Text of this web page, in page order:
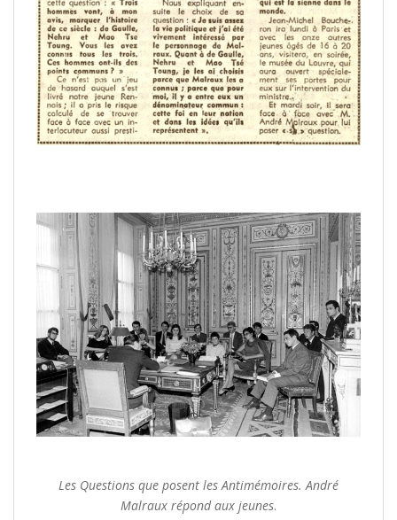
Les Questions que posent les Antimémoires. André
Malraux répond aux jeunes.